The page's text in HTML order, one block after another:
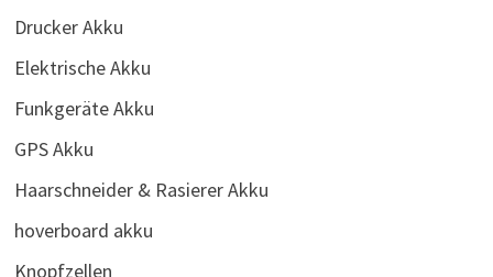
Drucker Akku
Elektrische Akku
Funkgeräte Akku
GPS Akku
Haarschneider & Rasierer Akku
hoverboard akku
Knopfzellen